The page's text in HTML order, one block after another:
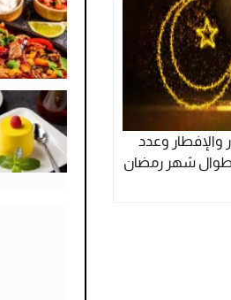
والإفطار وعدد
طوال شهر رمضان